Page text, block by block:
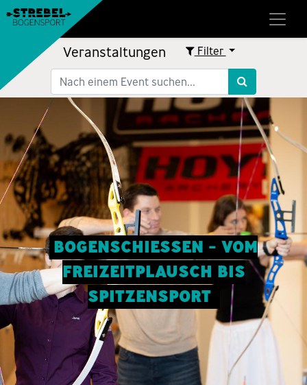
Veranstaltungen Filter
BOGENSCHIESSEN - VOM
FREIZEITPLAUSCH BIS
SPITZENSPORT